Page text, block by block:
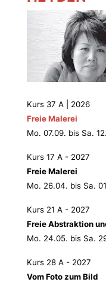
Kurs 37 A | 2026
Freie Malerei
Mo. 07.09. bis Sa.
Kurs 17 A - 2027
Freie Malerei
Mo. 26.04. bis Sa.
Kurs 21 A - 2027
Freie Abstraktion
Mo. 24.05. bis Sa.
Kurs 28 A - 2027
Vom Foto zum Bild